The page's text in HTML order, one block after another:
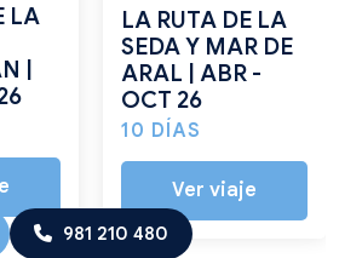
LA
|
LA RUTA DE LA
SEDA Y MAR DE
ARAL | ABR -
OCT 26
10 DÍAS
Ver viaje
981 210 480